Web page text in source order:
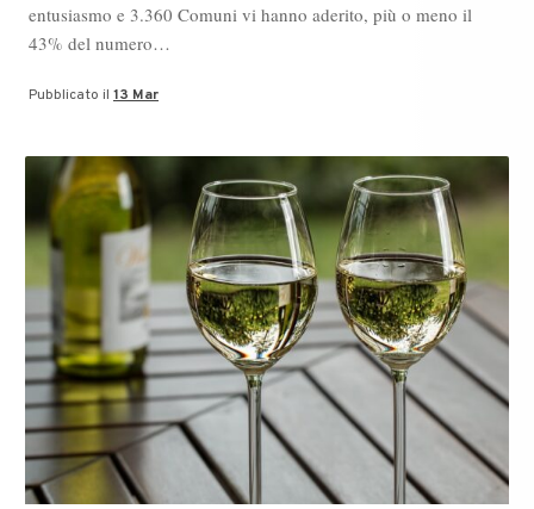
entusiasmo e 3.360 Comuni vi hanno aderito, più o meno il
43% del numero…
Pubblicato il 13 Mar